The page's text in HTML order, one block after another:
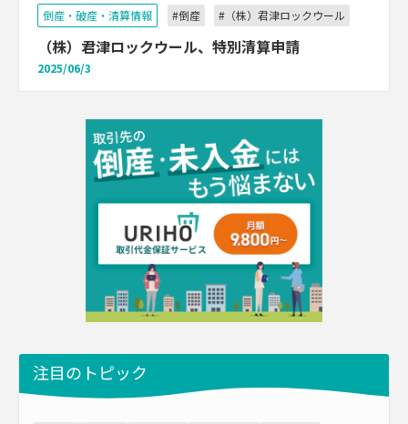
倒産・破産・清算情報 #倒産 #（株）君津ロックウール
（株）君津ロックウール、特別清算申請
2025/06/3
注目のトピック